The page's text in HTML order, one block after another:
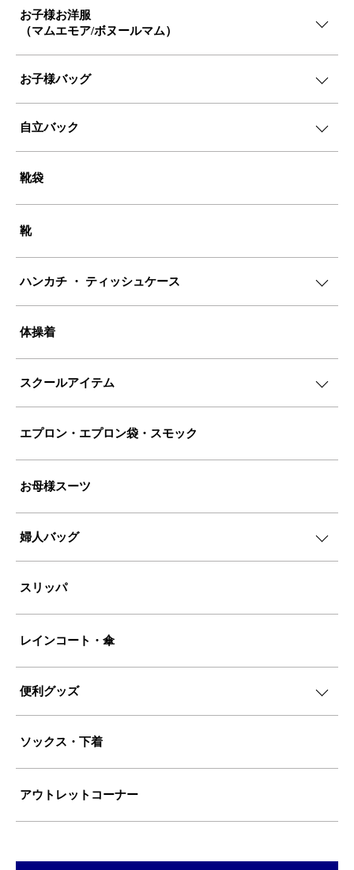
お子様お洋服
（マムエモア/ボヌールマム）
お子様バッグ
自立バック
靴袋
靴
ハンカチ ・ ティッシュケース
体操着
スクールアイテム
エプロン・エプロン袋・スモック
お母様スーツ
婦人バッグ
スリッパ
レインコート・傘
便利グッズ
ソックス・下着
アウトレットコーナー